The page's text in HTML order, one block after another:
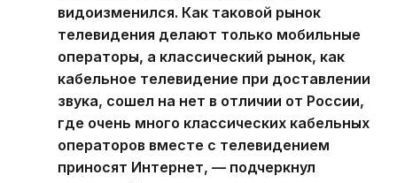
видоизменился. Как таковой рынок
телевидения делают только мобильные
операторы, а классический рынок, как
кабельное телевидение при доставлении
звука, сошел на нет в отличии от России,
где очень много классических кабельных
операторов вместе с телевидением
приносят Интернет, — подчеркнул